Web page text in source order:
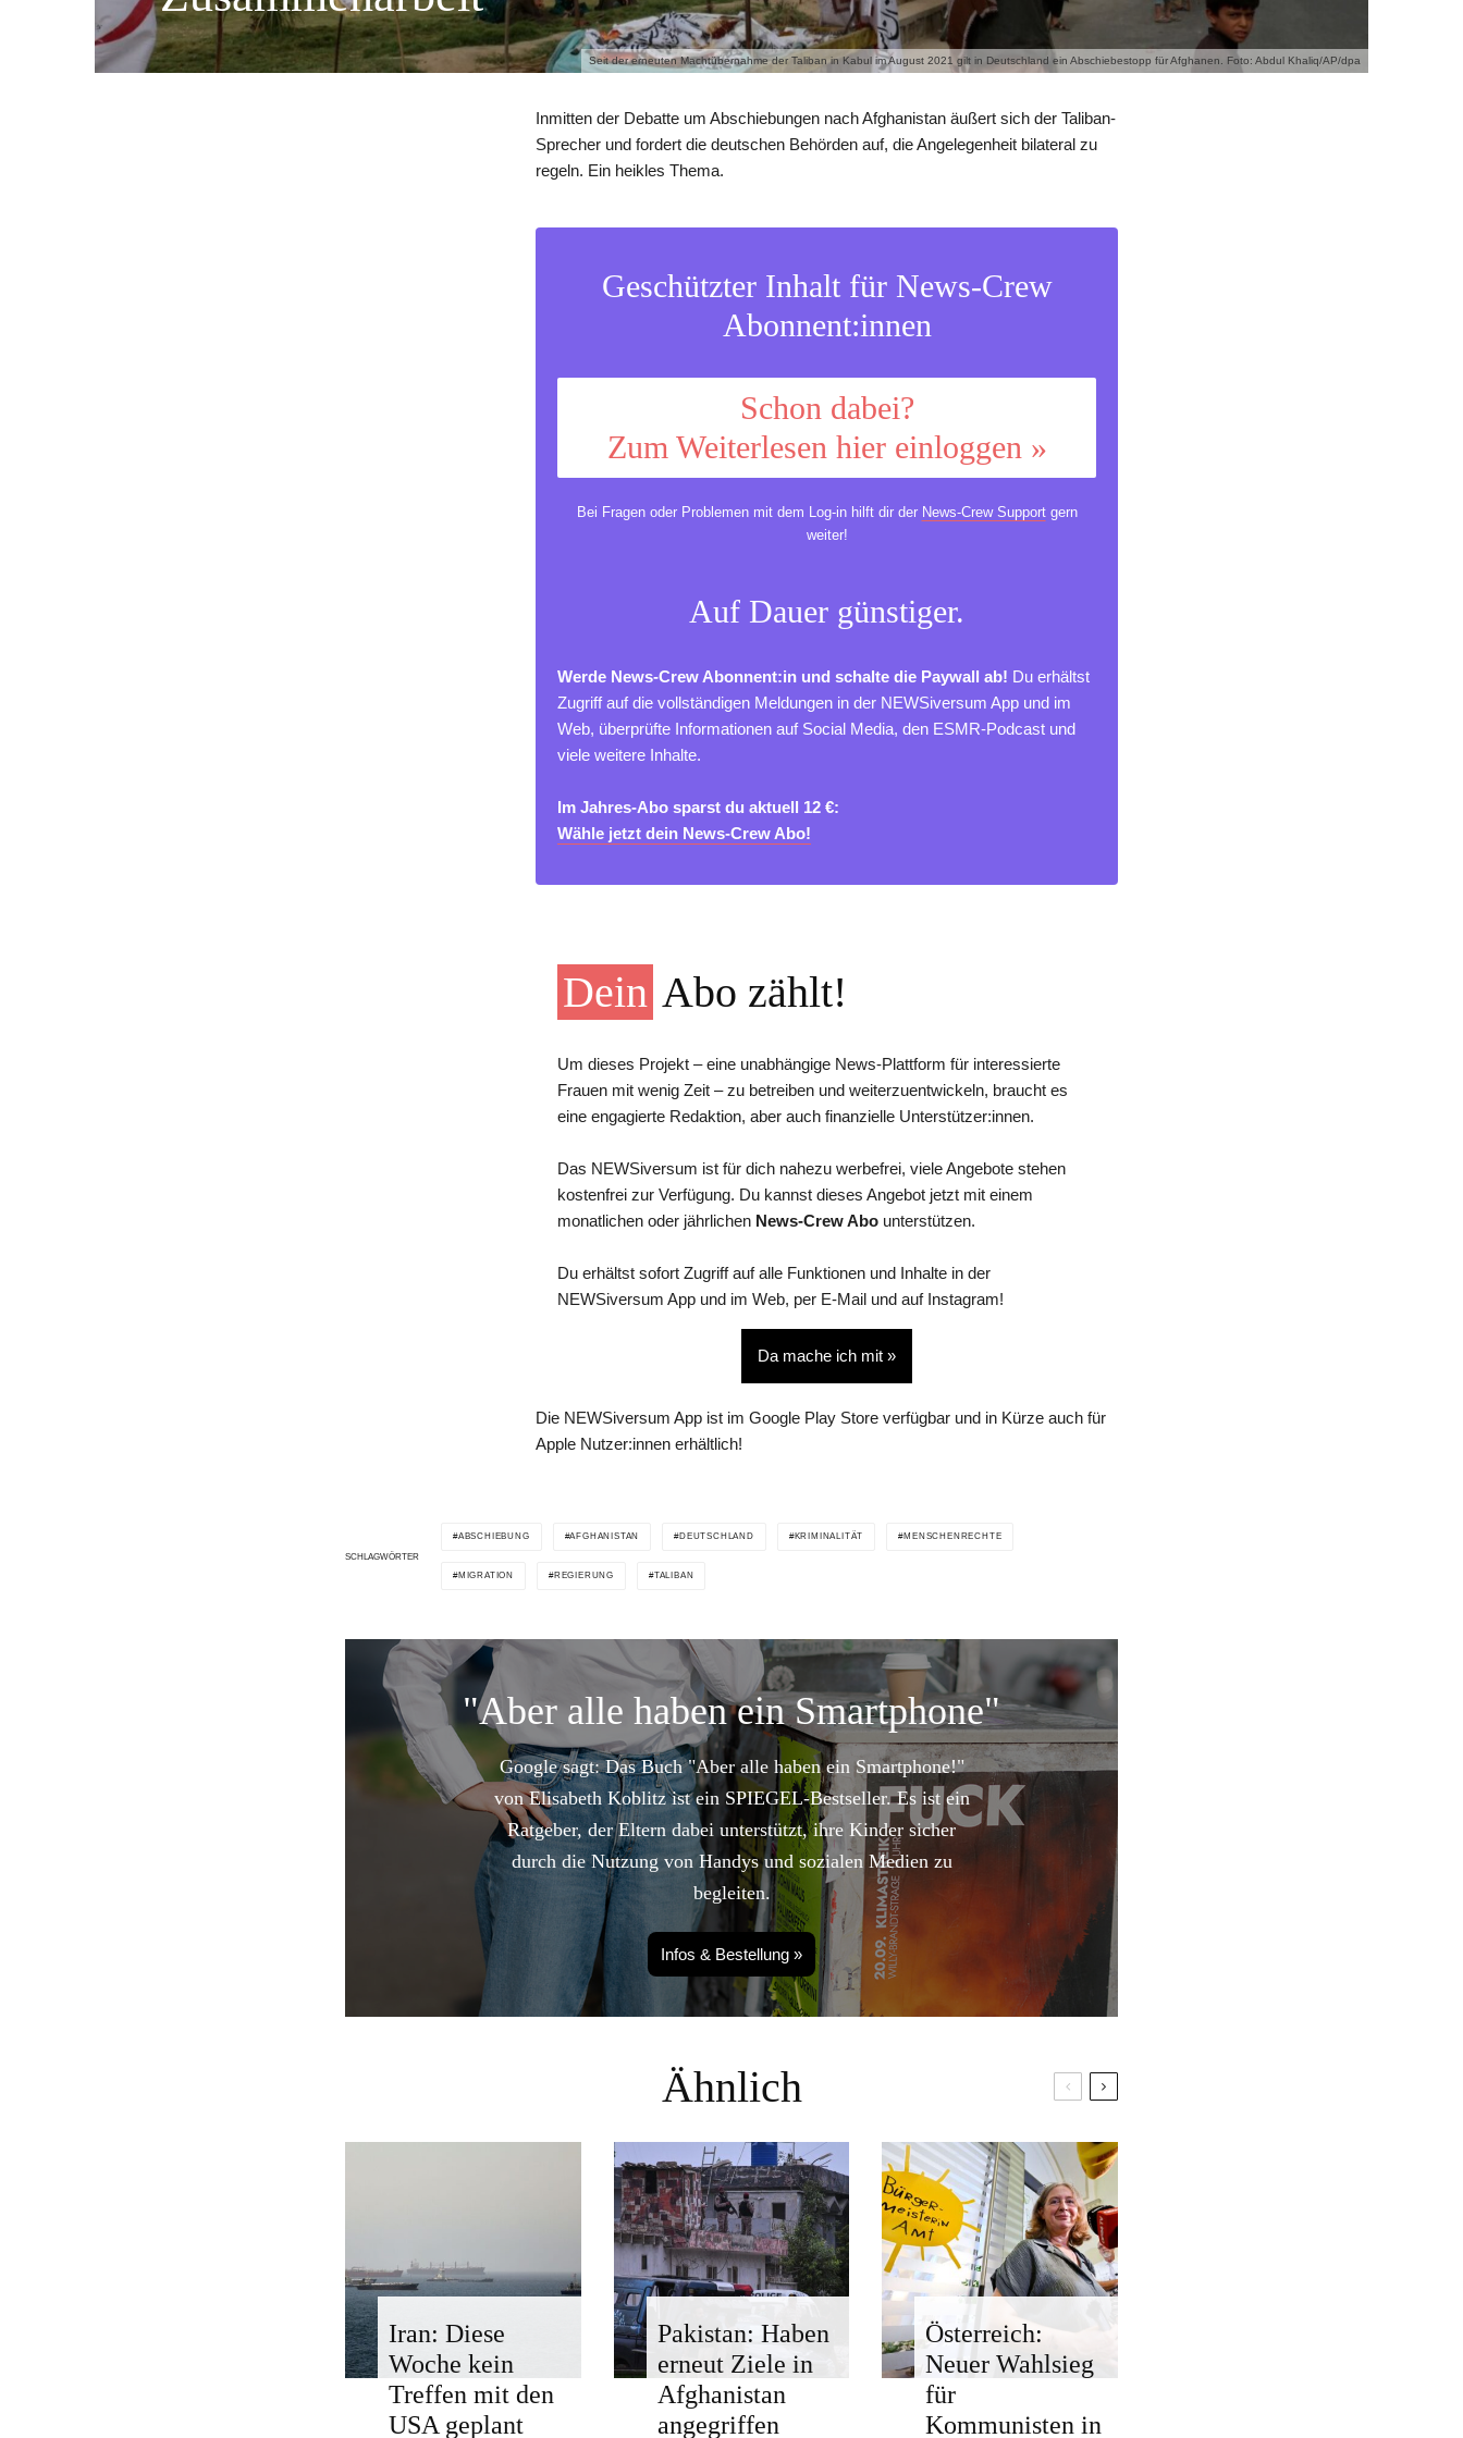
Seit der erneuten Machtübernahme der Taliban in Kabul im August 2021 gilt in Deutschland ein Abschiebestopp für Afghanen. Foto: Abdul Khaliq/AP/dpa
Inmitten der Debatte um Abschiebungen nach Afghanistan äußert sich der Taliban-
Sprecher und fordert die deutschen Behörden auf, die Angelegenheit bilateral zu
regeln. Ein heikles Thema.
Geschützter Inhalt für News-Crew
Abonnent:innen
Schon dabei?
Zum Weiterlesen hier einloggen »
Bei Fragen oder Problemen mit dem Log-in hilft dir der News-Crew Supportgern
weiter!
Auf Dauer günstiger.
Werde News-Crew Abonnent:in und schalte die Paywall ab! Du erhältst
Zugriff auf die vollständigen Meldungen in der NEWSiversum App und im
Web, überprüfte Informationen auf Social Media, den ESMR-Podcast und
viele weitere Inhalte.
Im Jahres-Abo sparst du aktuell 12 €:
Wähle jetzt dein News-Crew Abo!
Dein Abo zählt!
Um dieses Projekt – eine unabhängige News-Plattform für interessierte
Frauen mit wenig Zeit – zu betreiben und weiterzuentwickeln, braucht es
eine engagierte Redaktion, aber auch finanzielle Unterstützer:innen.
Das NEWSiversum ist für dich nahezu werbefrei, viele Angebote stehen
kostenfrei zur Verfügung. Du kannst dieses Angebot jetzt mit einem
monatlichen oder jährlichen News-Crew Abo unterstützen.
Du erhältst sofort Zugriff auf alle Funktionen und Inhalte in der
NEWSiversum App und im Web, per E-Mail und auf Instagram!
Da mache ich mit »
Die NEWSiversum App ist im Google Play Store verfügbar und in Kürze auch für
Apple Nutzer:innen erhältlich!
SCHLAGWÖRTER
ABSCHIEBUNG AFGHANISTAN DEUTSCHLAND KRIMINALITÄT MENSCHENRECHTE
MIGRATION REGIERUNG TALIBAN
"Aber alle haben ein Smartphone"
Google sagt: Das Buch "Aber alle haben ein Smartphone!"
von Elisabeth Koblitz ist ein SPIEGEL-Bestseller. Es ist ein
Ratgeber, der Eltern dabei unterstützt, ihre Kinder sicher
durch die Nutzung von Handys und sozialen Medien zu
begleiten.
Infos & Bestellung »
Ähnlich
Iran: Diese
Woche kein
Treffen mit den
USA geplant
Pakistan: Haben
erneut Ziele in
Afghanistan
angegriffen
Österreich:
Neuer Wahlsieg
für
Kommunisten in